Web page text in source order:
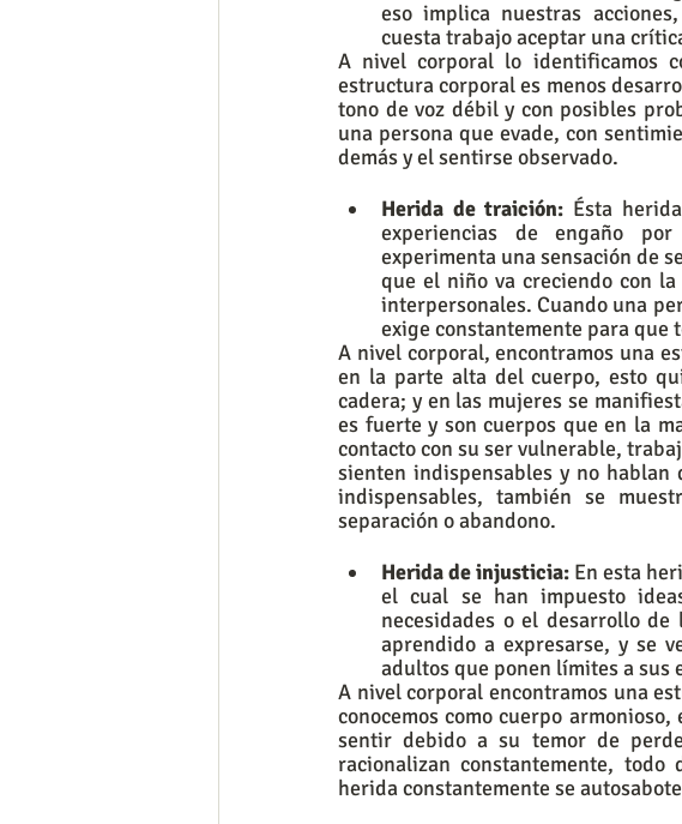
eso implica nuestras
cuesta trabajo aceptar una
A nivel corporal lo identificamos
estructura corporal es menos
tono de voz débil y con posibles
una persona que evade, con
demás y el sentirse observado.
Herida de traición: Ésta
experiencias de engaño
experimenta una sensación de
que el niño va creciendo con
interpersonales. Cuando una
exige constantemente para que
A nivel corporal, encontramos una
en la parte alta del cuerpo, esto
cadera; y en las mujeres se
es fuerte y son cuerpos que en la
contacto con su ser vulnerable,
sienten indispensables y no hablan
indispensables, también se
separación o abandono.
Herida de injusticia: En esta
el cual se han impuesto
necesidades o el desarrollo
aprendido a expresarse, y se
adultos que ponen límites a sus
A nivel corporal encontramos una
conocemos como cuerpo
sentir debido a su temor de
racionalizan constantemente,
herida constantemente se